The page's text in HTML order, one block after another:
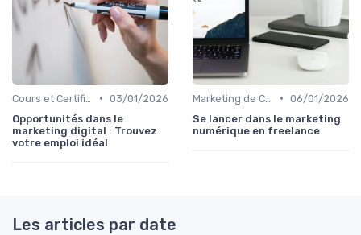
• 03/01/2026
Opportunités dans le
marketing digital : Trouvez
votre emploi idéal
• 06/01/2026
Se lancer dans le marketing
numérique en freelance
Les articles par date